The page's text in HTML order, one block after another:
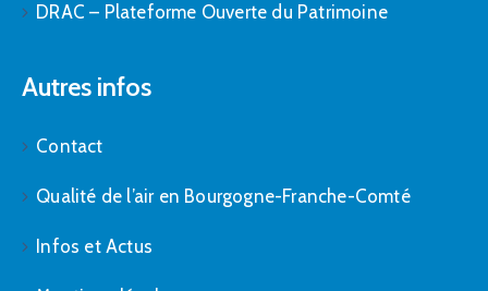
DRAC – Plateforme Ouverte du Patrimoine
Autres infos
Contact
Qualité de l’air en Bourgogne-Franche-Comté
Infos et Actus